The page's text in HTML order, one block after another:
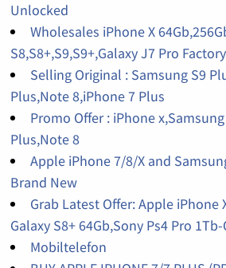
Unlocked
Wholesales iPhone X
S8,S8+,S9,S9+,Galaxy J7 Pro
Selling Original : Samsung S9
Plus,Note 8,iPhone 7 Plus
Promo Offer : iPhone
Plus,Note 8
Apple iPhone 7/8/X and
Brand New
Grab Latest Offer: Apple iPhone
Galaxy S8+ 64Gb,Sony Ps4 Pro
Mobiltelefon